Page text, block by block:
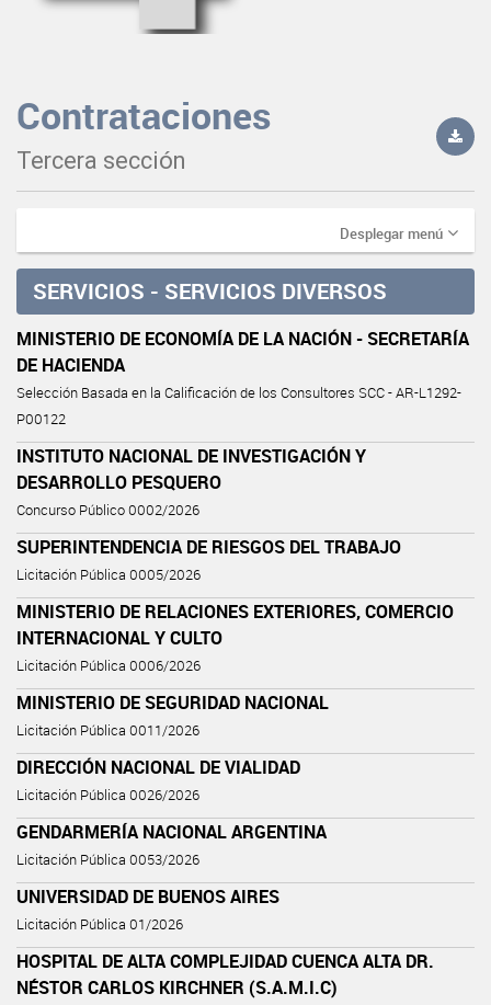
Contrataciones
Tercera sección
Desplegar menú
SERVICIOS - SERVICIOS DIVERSOS
MINISTERIO DE ECONOMÍA DE LA NACIÓN - SECRETARÍA
DE HACIENDA
Selección Basada en la Calificación de los Consultores SCC - AR-L1292-
P00122
INSTITUTO NACIONAL DE INVESTIGACIÓN Y
DESARROLLO PESQUERO
Concurso Público 0002/2026
SUPERINTENDENCIA DE RIESGOS DEL TRABAJO
Licitación Pública 0005/2026
MINISTERIO DE RELACIONES EXTERIORES, COMERCIO
INTERNACIONAL Y CULTO
Licitación Pública 0006/2026
MINISTERIO DE SEGURIDAD NACIONAL
Licitación Pública 0011/2026
DIRECCIÓN NACIONAL DE VIALIDAD
Licitación Pública 0026/2026
GENDARMERÍA NACIONAL ARGENTINA
Licitación Pública 0053/2026
UNIVERSIDAD DE BUENOS AIRES
Licitación Pública 01/2026
HOSPITAL DE ALTA COMPLEJIDAD CUENCA ALTA DR.
NÉSTOR CARLOS KIRCHNER (S.A.M.I.C)